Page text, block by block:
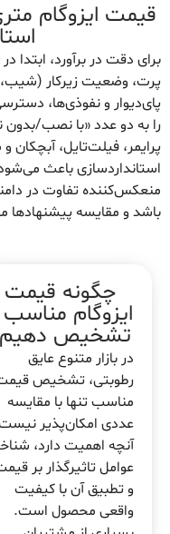
قیمت ایزوگام
برای دقت در برآورد، ابتدا
پرت، وضعیت زیرکار (شیب،
پای‌دیوار و نفوذی‌ها،
را به دو عدد «با نصب/
پرایمر، فیلت‌تایل، آبچکان
استانداردسازی باعث
منعکس‌کننده تفاوت در
باشد و مقایسه پیشنهادها
چگونه قیمت
ایزوگام مناسب
تشخیص
در بازار متنوع عایق
رطوبتی، تشخیص
مناسب تنها با مقایسه
عددی امکان‌پذیر
آنچه اهمیت دارد،
عوامل تاثیرگذار بر
و تطبیق آن با کیفیت
واقعی محصول است.